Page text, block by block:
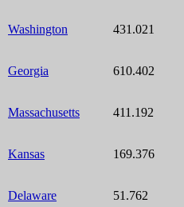
Washington 431.021
Georgia 610.402
Massachusetts 411.192
Kansas 169.376
Delaware 51.762